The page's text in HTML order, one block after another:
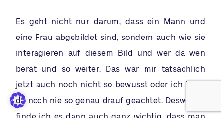
Es geht nicht nur darum, dass ein Mann und
eine Frau abgebildet sind, sondern auch wie sie
interagieren auf diesem Bild und wer da wen
berät und so weiter. Das war mir tatsächlich
jetzt auch noch nicht so bewusst oder ich habe
da noch nie so genau drauf geachtet. Deswegen
finde ich es dann auch ganz wichtig, dass man